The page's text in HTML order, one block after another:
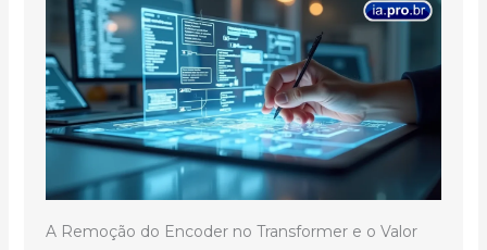
A Remoção do Encoder no Transformer e o Valor